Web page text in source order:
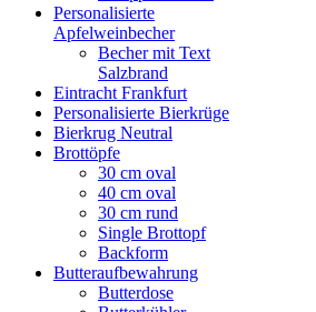
Personalisierte
Apfelweinbecher
Becher mit Text
Salzbrand
Eintracht Frankfurt
Personalisierte Bierkrüge
Bierkrug Neutral
Brottöpfe
30 cm oval
40 cm oval
30 cm rund
Single Brottopf
Backform
Butteraufbewahrung
Butterdose